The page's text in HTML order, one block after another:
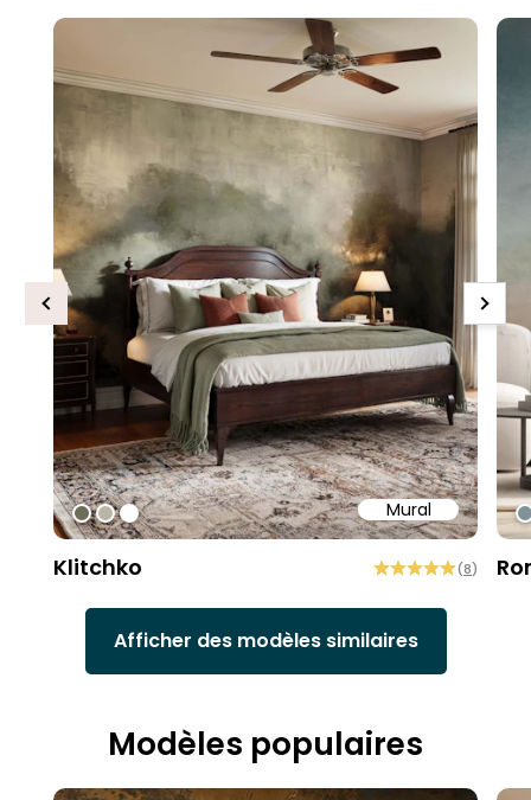
Mural
#6e6d58
#b9b6a6
#ffffff
Klitchko (8)
Previous Next
Afficher des modèles similaires
Modèles populaires